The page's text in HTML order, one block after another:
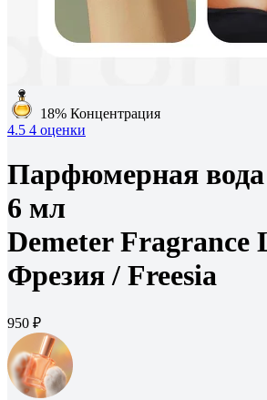
18% Концентрация
4.5 4 оценки
Парфюмерная вода
6 мл
Demeter Fragrance
Фрезия / Freesia
950 ₽